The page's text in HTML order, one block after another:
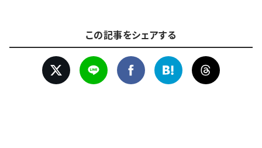
この記事をシェアする